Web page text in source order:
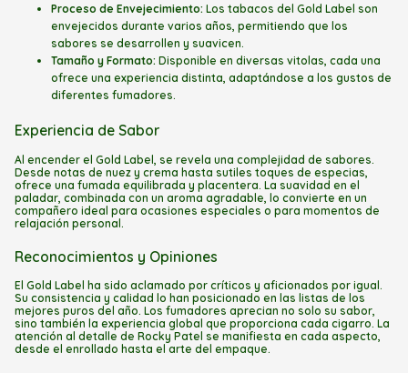
Proceso de Envejecimiento: Los tabacos del Gold Label son
envejecidos durante varios años, permitiendo que los
sabores se desarrollen y suavicen.
Tamaño y Formato: Disponible en diversas vitolas, cada una
ofrece una experiencia distinta, adaptándose a los gustos de
diferentes fumadores.
Experiencia de Sabor
Al encender el Gold Label, se revela una complejidad de sabores.
Desde notas de nuez y crema hasta sutiles toques de especias,
ofrece una fumada equilibrada y placentera. La suavidad en el
paladar, combinada con un aroma agradable, lo convierte en un
compañero ideal para ocasiones especiales o para momentos de
relajación personal.
Reconocimientos y Opiniones
El Gold Label ha sido aclamado por críticos y aficionados por igual.
Su consistencia y calidad lo han posicionado en las listas de los
mejores puros del año. Los fumadores aprecian no solo su sabor,
sino también la experiencia global que proporciona cada cigarro. La
atención al detalle de Rocky Patel se manifiesta en cada aspecto,
desde el enrollado hasta el arte del empaque.